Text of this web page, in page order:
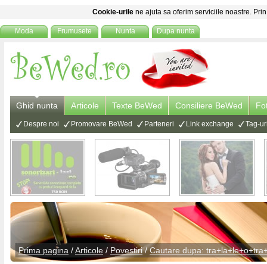
Cookie-urile ne ajuta sa oferim serviciile noastre.
Moda Frumusete Nunta Dupa nunta
Ghid nunta Articole Texte BeWed Consiliere BeWed
Despre noi Promovare BeWed Parteneri Link exchange Tag-
Prima pagina /Articole / Povestiri/Cautare dupa: